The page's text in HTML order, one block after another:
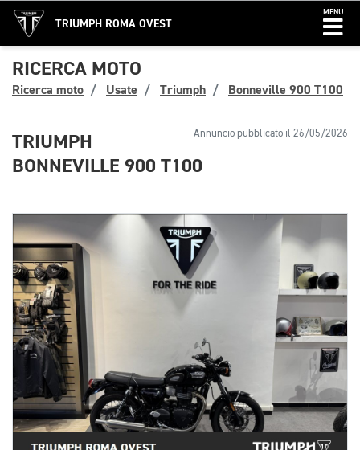
TRIUMPH ROMA OVEST
MENU
RICERCA MOTO
Ricerca moto Usate Triumph Bonneville 900 T100
Annuncio pubblicato il 26/05/2026
TRIUMPH
BONNEVILLE 900 T100